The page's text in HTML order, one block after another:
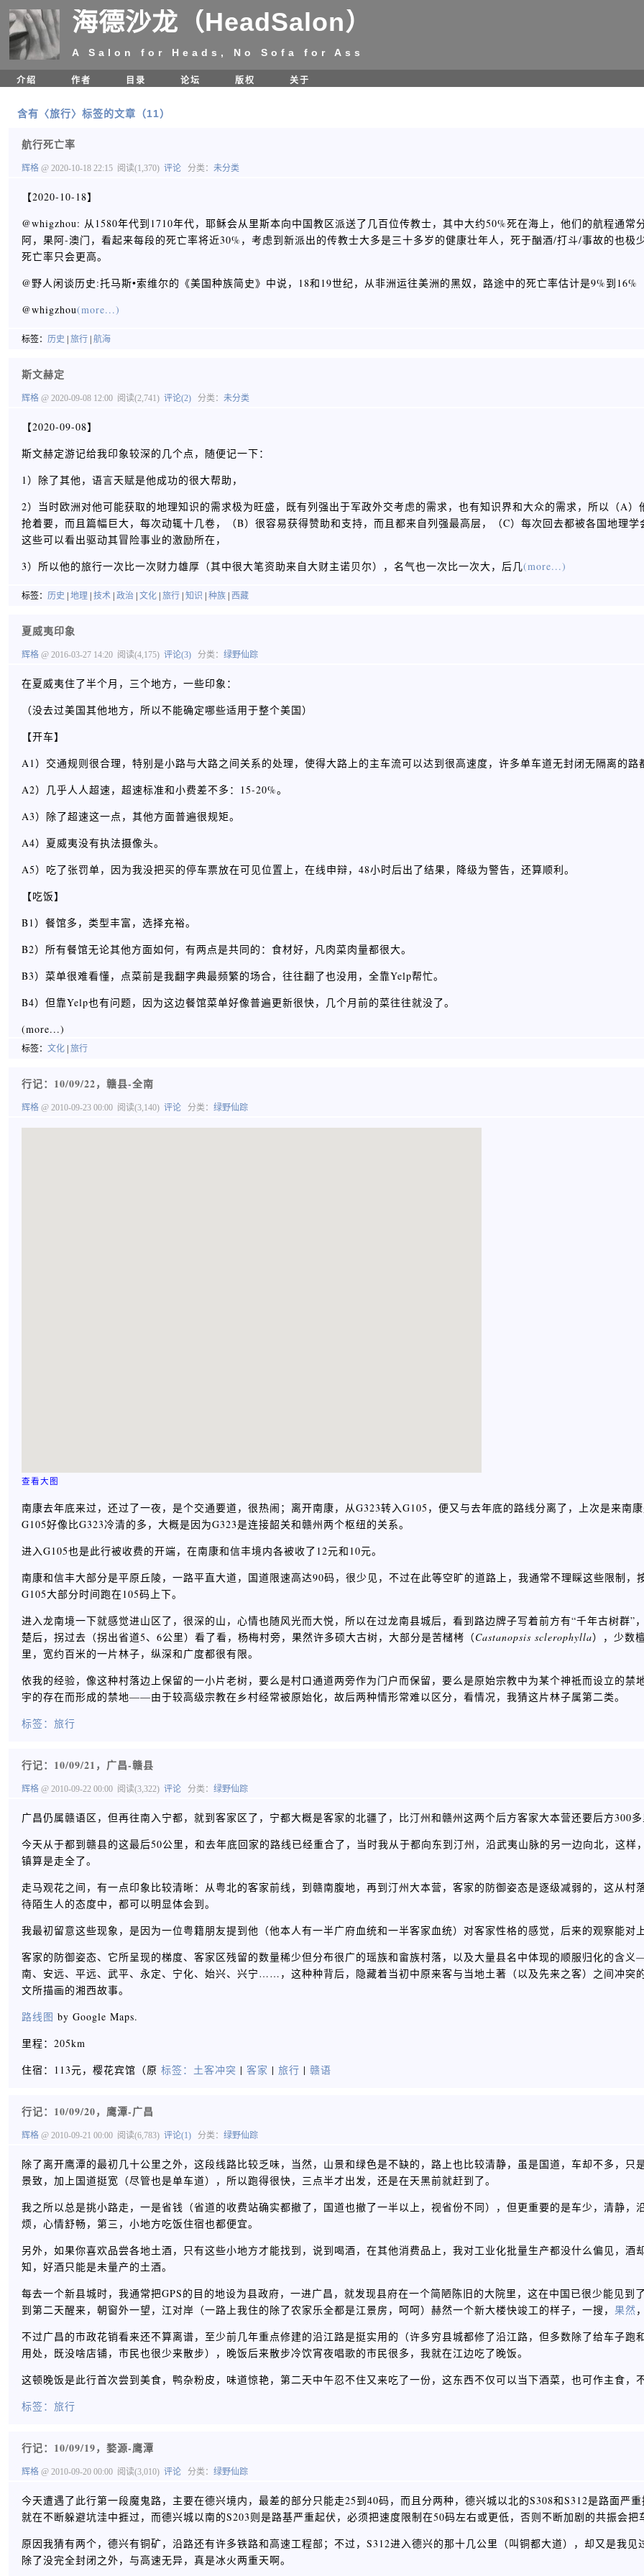
海德沙龙（HeadSalon）
A Salon for Heads, No Sofa for Ass
介绍
作者 目录 论坛 版权 关于
含有〈旅行〉标签的文章（11）
航行死亡率
辉格 @ 2020-10-18 22:15 阅读(1,370) 评论 分类： 未分类
【2020-10-18】
@whigzhou: 从1580年代到1710年代，耶稣会从里斯本向中国教区派送了几百位传教士，其中大约50%死在海上，他们的航程通常
阿，果阿-澳门，看起来每段的死亡率将近30%，考虑到新派出的传教士大多是三十多岁的健康壮年人，死于酗酒/打斗/事故的也极
死亡率只会更高。 ​​​​
@野人闲谈历史:托马斯•索维尔的《美国种族简史》中说，18和19世纪，从非洲运往美洲的黑奴，路途中的死亡率估计是9%到16%
@whigzhou(more...)
标签： 历史 旅行 航海
斯文赫定
辉格 @ 2020-09-08 12:00 阅读(2,741) 评论(2) 分类： 未分类
【2020-09-08】
斯文赫定游记给我印象较深的几个点，随便记一下：
1）除了其他，语言天赋是他成功的很大帮助，
2）当时欧洲对他可能获取的地理知识的需求极为旺盛，既有列强出于军政外交考虑的需求，也有知识界和大众的需求，所以（A）
抢着要，而且篇幅巨大，每次动辄十几卷，（B）很容易获得赞助和支持，而且都来自列强最高层，（C）每次回去都被各国地理学
这些可以看出驱动其冒险事业的激励所在，
3）所以他的旅行一次比一次财力雄厚（其中很大笔资助来自大财主诺贝尔），名气也一次比一次大，后几(more...)
标签： 历史 地理 技术 政治 文化 旅行 知识 种族 西藏
夏威夷印象
辉格 @ 2016-03-27 14:20 阅读(4,175) 评论(3) 分类： 绿野仙踪
在夏威夷住了半个月，三个地方，一些印象：
（没去过美国其他地方，所以不能确定哪些适用于整个美国）
【开车】
A1）交通规则很合理，特别是小路与大路之间关系的处理，使得大路上的主车流可以达到很高速度，许多单车道无封闭无隔离的路
A2）几乎人人超速，超速标准和小费差不多：15-20%。
A3）除了超速这一点，其他方面普遍很规矩。
A4）夏威夷没有执法摄像头。
A5）吃了张罚单，因为我没把买的停车票放在可见位置上，在线申辩，48小时后出了结果，降级为警告，还算顺利。
【吃饭】
B1）餐馆多，类型丰富，选择充裕。
B2）所有餐馆无论其他方面如何，有两点是共同的：食材好，凡肉菜肉量都很大。
B3）菜单很难看懂，点菜前是我翻字典最频繁的场合，往往翻了也没用，全靠Yelp帮忙。
B4）但靠Yelp也有问题，因为这边餐馆菜单好像普遍更新很快，几个月前的菜往往就没了。
(more...)
标签： 文化 旅行
行记：10/09/22，赣县-全南
辉格 @ 2010-09-23 00:00 阅读(3,140) 评论 分类： 绿野仙踪
查看大图
南康去年底来过，还过了一夜，是个交通要道，很热闹；离开南康，从G323转入G105，便又与去年底的路线分离了，上次是来南康
G105好像比G323冷清的多，大概是因为G323是连接韶关和赣州两个枢纽的关系。
进入G105也是此行被收费的开端，在南康和信丰境内各被收了12元和10元。
南康和信丰大部分是平原丘陵，一路平直大道，国道限速高达90码，很少见，不过在此等空旷的道路上，我通常不理睬这些限制，
G105大部分时间跑在105码上下。
进入龙南境一下就感觉进山区了，很深的山，心情也随风光而大悦，所以在过龙南县城后，看到路边牌子写着前方有“千年古树群”
楚后，拐过去（拐出省道5、6公里）看了看，杨梅村旁，果然许多硕大古树，大部分是苦槠栲（Castanopsis sclerophylla），少数
里，宽约百米的一片林子，纵深和广度都很有限。
依我的经验，像这种村落边上保留的一小片老树，要么是村口通道两旁作为门户而保留，要么是原始宗教中为某个神祗而设立的禁
宇的存在而形成的禁地——由于较高级宗教在乡村经常被原始化，故后两种情形常难以区分，看情况，我猜这片林子属第二类。
标签： 旅行
行记：10/09/21，广昌-赣县
辉格 @ 2010-09-22 00:00 阅读(3,322) 评论 分类： 绿野仙踪
广昌仍属赣语区，但再往南入宁都，就到客家区了，宁都大概是客家的北疆了，比汀州和赣州这两个后方客家大本营还要后方300多
今天从于都到赣县的这最后50公里，和去年底回家的路线已经重合了，当时我从于都向东到汀州，沿武夷山脉的另一边向北，这样
镇算是走全了。
走马观花之间，有一点印象比较清晰：从粤北的客家前线，到赣南腹地，再到汀州大本营，客家的防御姿态是逐级减弱的，这从村
待陌生人的态度中，都可以明显体会到。
我最初留意这些现象，是因为一位粤籍朋友提到他（他本人有一半广府血统和一半客家血统）对客家性格的感觉，后来的观察能对
客家的防御姿态、它所呈现的梯度、客家区残留的数量稀少但分布很广的瑶族和畲族村落，以及大量县名中体现的顺服归化的含
南、安远、平远、武平、永定、宁化、始兴、兴宁……，这种种背后，隐藏着当初中原来客与当地土著（以及先来之客）之间冲突
文所描画的湘西故事。
路线图 by Google Maps.
里程：205km
住宿：113元，樱花宾馆（原 标签： 土客冲突 | 客家 | 旅行 | 赣语
行记：10/09/20，鹰潭-广昌
辉格 @ 2010-09-21 00:00 阅读(6,783) 评论(1) 分类： 绿野仙踪
除了离开鹰潭的最初几十公里之外，这段线路比较乏味，当然，山景和绿色是不缺的，路上也比较清静，虽是国道，车却不多，只
景致，加上国道挺宽（尽管也是单车道），所以跑得很快，三点半才出发，还是在天黑前就赶到了。
我之所以总是挑小路走，一是省钱（省道的收费站确实都撤了，国道也撤了一半以上，视省份不同），但更重要的是车少，清静，
烦，心情舒畅，第三，小地方吃饭住宿也都便宜。
另外，如果你喜欢品尝各地土酒，只有这些小地方才能找到，说到喝酒，在其他消费品上，我对工业化批量生产都没什么偏见，酒
知，好酒只能是未量产的土酒。
每去一个新县城时，我通常把GPS的目的地设为县政府，一进广昌，就发现县府在一个简陋陈旧的大院里，这在中国已很少能见到
到第二天醒来，朝窗外一望，江对岸（一路上我住的除了农家乐全都是江景房，呵呵）赫然一个新大楼快竣工的样子，一搜， 果然
不过广昌的市政花销看来还不算离谱，至少前几年重点修建的沿江路是挺实用的（许多穷县城都修了沿江路，但多数除了给车子跑
用处，既没啥店铺，市民也很少来散步），晚饭后来散步冷饮宵夜唱歌的市民很多，我就在江边吃了晚饭。
这顿晚饭是此行首次尝到美食，鸭杂粉皮，味道惊艳，第二天中午忍不住又来吃了一份，这东西不仅可以当下酒菜，也可作主食，
标签： 旅行
行记：10/09/19，婺源-鹰潭
辉格 @ 2010-09-20 00:00 阅读(3,010) 评论 分类： 绿野仙踪
今天遭遇了此行第一段魔鬼路，主要在德兴境内，最差的部分只能走25到40码，而且分两种，德兴城以北的S308和S312是路面严
就在不断躲避坑洼中捱过，而德兴城以南的S203则是路基严重起伏，必须把速度限制在50码左右或更低，否则不断加剧的共振会把
原因我猜有两个，德兴有铜矿，沿路还有许多铁路和高速工程部；不过，S312进入德兴的那十几公里（叫铜都大道），却又是我见
除了没完全封闭之外，与高速无异，真是冰火两重天啊。